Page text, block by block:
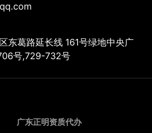
东葛路延长线 161号绿地中央广
号,729-732号
广东正明资质代办